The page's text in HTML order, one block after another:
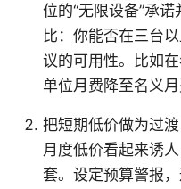
位的“无限设备”承
比：你能否在三台
议的可用性。比如
单位月费降至名义月
把短期低价做为过
月度低价看起来诱
套。设定预算警报